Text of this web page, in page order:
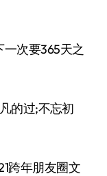
次要365天之
的过;不忘初
年朋友圈文